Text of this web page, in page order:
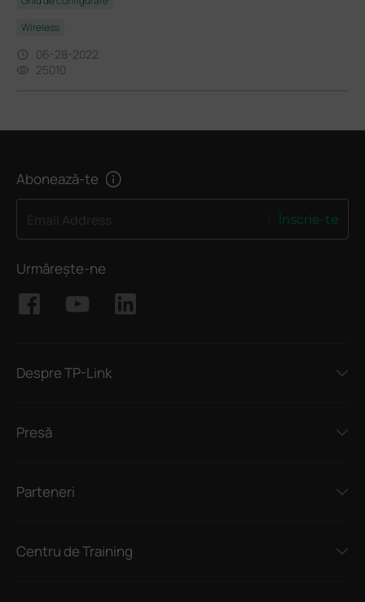
Wireless
06-28-2022
25010
Abonează-te
Înscrie-te
Urmărește-ne
Despre TP-Link
Presă
Parteneri
Centru de Training